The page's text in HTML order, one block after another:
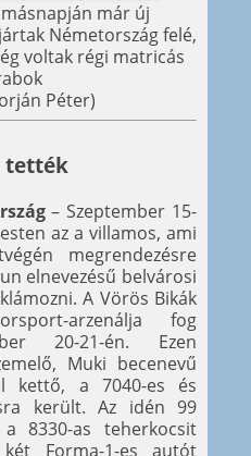
már új
Németország felé,
voltak régi matricás
Péter)
tették
– Szeptember 15-
az a villamos, ami
megrendezésre
elnevezésű belvárosi
A Vörös Bikák
arzenálja fog
20-21-én. Ezen
Muki becenevű
kettő, a 7040-es és
került. Az idén 99
8330-as teherkocsit
Forma-1-es autót